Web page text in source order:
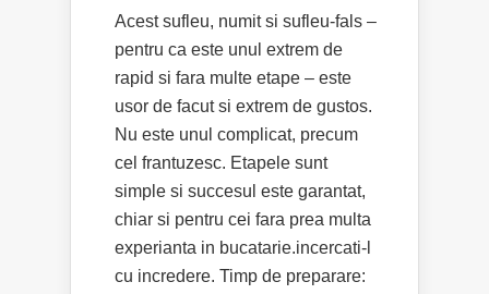
Acest sufleu, numit si sufleu-fals –
pentru ca este unul extrem de
rapid si fara multe etape – este
usor de facut si extrem de gustos.
Nu este unul complicat, precum
cel frantuzesc. Etapele sunt
simple si succesul este garantat,
chiar si pentru cei fara prea multa
experianta in bucatarie.incercati-l
cu incredere. Timp de preparare: